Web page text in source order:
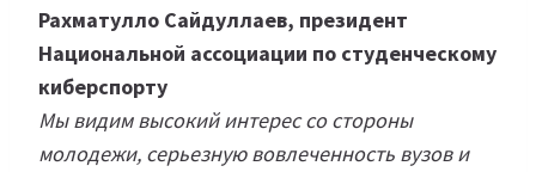
Рахматулло Сайдуллаев, президент
Национальной ассоциации по студенческому
киберспорту
Мы видим высокий интерес со стороны
молодежи, серьезную вовлеченность вузов и